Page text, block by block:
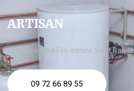
ARTISAN
chaudière fioul Elm leblanc Saint
09 72 66 89 55